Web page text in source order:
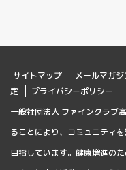
サイトマップ メールマガジ
定
プライバシーポリシー
一般社団法人 ファインクラブ
ることにより、コミュニティ
目指しています。健康増進の